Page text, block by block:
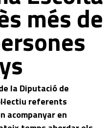
més de
la Diputació de
referents
acompanyar en